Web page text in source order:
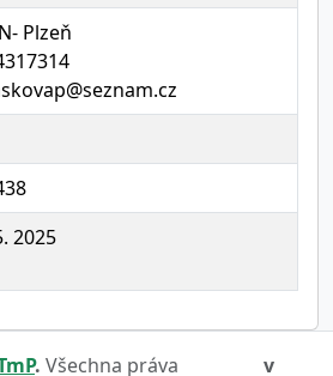
Plzeň
2025
. Všechna práva v